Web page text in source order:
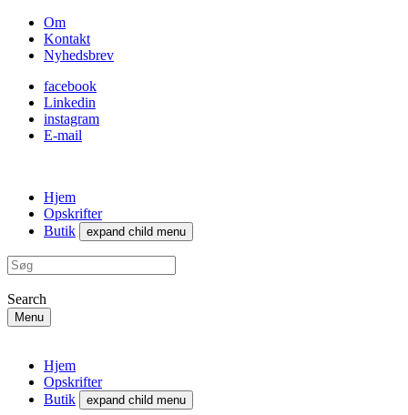
Om
Kontakt
Nyhedsbrev
facebook
Linkedin
instagram
E-mail
Hjem
Opskrifter
Butik
expand child menu
Search
Menu
Hjem
Opskrifter
Butik
expand child menu